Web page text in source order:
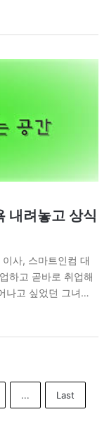
겨운 노랫소리에 속
개인들이니 다른 때는
내려놓고 상식
사, 스마트인컴 대
하고 곧바로 취업해
나고 싶었던 그녀는
방법을 찾던 그녀가
주식을 샀고 2년만
... Last